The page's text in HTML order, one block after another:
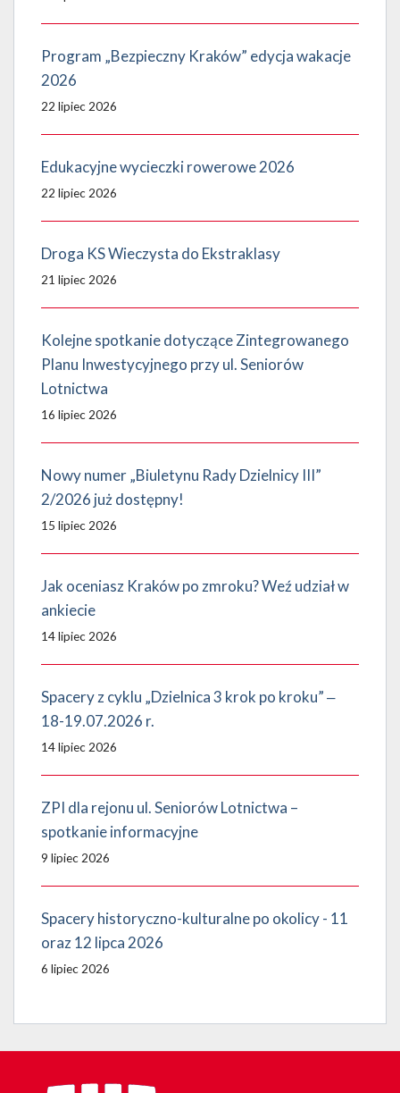
Program „Bezpieczny Kraków” edycja wakacje
2026
22 lipiec 2026
Edukacyjne wycieczki rowerowe 2026
22 lipiec 2026
Droga KS Wieczysta do Ekstraklasy
21 lipiec 2026
Kolejne spotkanie dotyczące Zintegrowanego
Planu Inwestycyjnego przy ul. Seniorów
Lotnictwa
16 lipiec 2026
Nowy numer „Biuletynu Rady Dzielnicy III”
2/2026 już dostępny!
15 lipiec 2026
Jak oceniasz Kraków po zmroku? Weź udział w
ankiecie
14 lipiec 2026
Spacery z cyklu „Dzielnica 3 krok po kroku” ‒
18-19.07.2026 r.
14 lipiec 2026
ZPI dla rejonu ul. Seniorów Lotnictwa –
spotkanie informacyjne
9 lipiec 2026
Spacery historyczno-kulturalne po okolicy - 11
oraz 12 lipca 2026
6 lipiec 2026